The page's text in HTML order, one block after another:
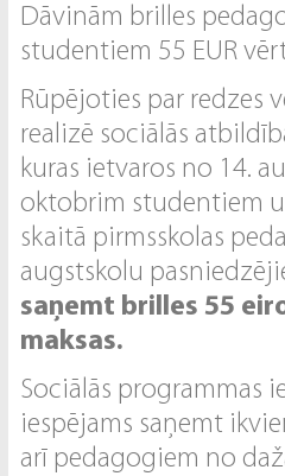
Dāvinām brilles
studentiem 55 EUR
Rūpējoties par redzes
realizē sociālās
kuras ietvaros no 14.
oktobrim studentiem
skaitā pirmsskolas
augstskolu
saņemt brilles 55
maksas.
Sociālās programmas
iespējams saņemt
arī pedagogiem no